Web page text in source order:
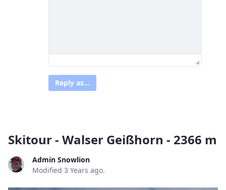
Reply as...
Skitour - Walser Geißhorn - 2366 m
Admin Snowlion
Modified 3 Years ago.